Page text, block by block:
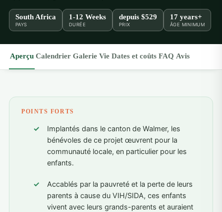
South Africa
PAYS
1-12 Weeks
DURÉE
depuis $529
PRIX
17 years+
ÂGE MINIMUM
Aperçu Calendrier Galerie Vie Dates et coûts FAQ Avis
POINTS FORTS
Implantés dans le canton de Walmer, les
bénévoles de ce projet œuvrent pour la
communauté locale, en particulier pour les
enfants.
Accablés par la pauvreté et la perte de leurs
parents à cause du VIH/SIDA, ces enfants
vivent avec leurs grands-parents et auraient